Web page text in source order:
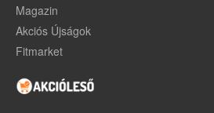
Magazin
Akciós Újságok
Fitmarket